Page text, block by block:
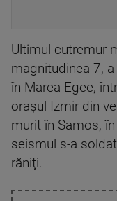
Ultimul cutremur
magnitudinea 7,
în Marea Egee,
oraşul Izmir din
murit în Samos,
seismul s-a
răniţi.